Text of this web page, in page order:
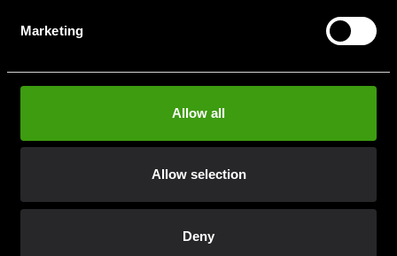
Marketing
Allow all
Allow selection
Deny
info@budofitness.dk
Tel:+468-673 33 50